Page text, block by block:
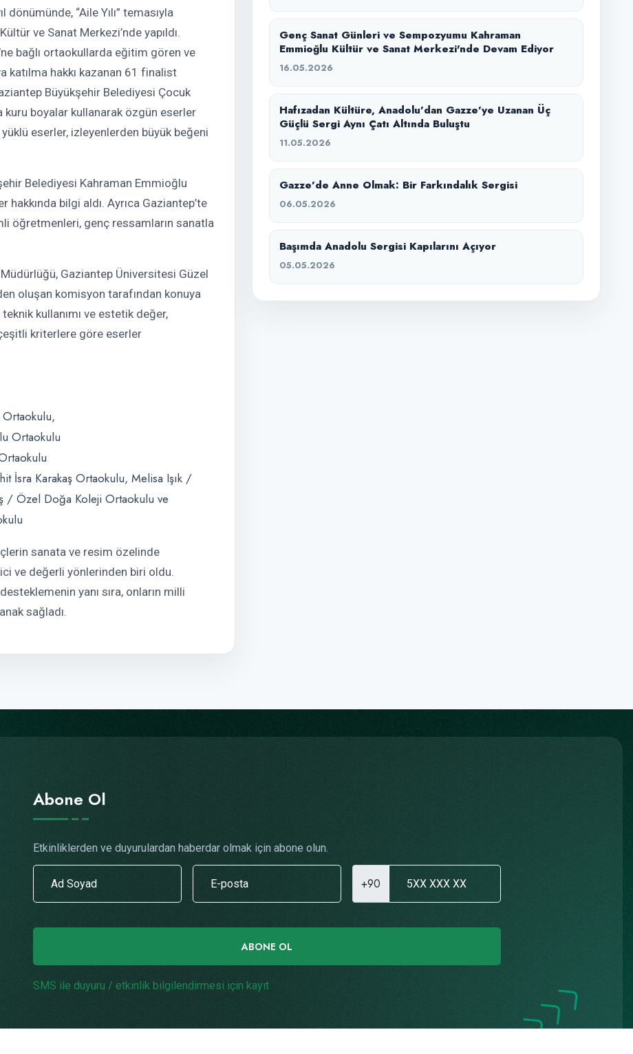
dönümünde, “Aile Yılı” temasıyla
ve Sanat Merkezi’nde yapıldı.
bağlı ortaokullarda eğitim gören ve
katılma hakkı kazanan 61 finalist
Büyükşehir Belediyesi Çocuk
boyalar kullanarak özgün eserler
eserler, izleyenlerden büyük beğeni
Belediyesi Kahraman Emmioğlu
bilgi aldı. Ayrıca Gaziantep’te
öğretmenleri, genç ressamların sanatla
Gaziantep Üniversitesi Güzel
oluşan komisyon tarafından konuya
kullanımı ve estetik değer,
kriterlere göre eserler
Ortaokulu
Karakaş Ortaokulu, Melisa Işık /
/ Özel Doğa Koleji Ortaokulu ve
sanata ve resim özelinde
ve değerli yönlerinden biri oldu.
yanı sıra, onların milli
sağladı.
Genç Sanat Günleri ve Sempozyumu Kahraman
Emmioğlu Kültür ve Sanat Merkezi'nde Devam Ediyor
16.05.2026
Hafızadan Kültüre, Anadolu’dan Gazze’ye Uzanan Üç
Güçlü Sergi Aynı Çatı Altında Buluştu
11.05.2026
Gazze’de Anne Olmak: Bir Farkındalık Sergisi
06.05.2026
Başımda Anadolu Sergisi Kapılarını Açıyor
05.05.2026
Abone Ol
Etkinliklerden ve duyurulardan haberdar olmak için abone olun.
+90
ABONE OL
SMS ile duyuru / etkinlik bilgilendirmesi için kayıt